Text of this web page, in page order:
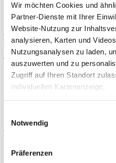
Wir möchten Cookies und
Partner-Dienste mit Ihrer
Website-Nutzung zur
analysieren, Karten und
Nutzungsanalysen zu laden,
auszuwerten und zu
Zugriff auf Ihren Standort
individuellen Kartenanzeige.
unsere Partner Daten wie Ihre
verarbeiten diese zusammen
Websites. Die Partner
zum Website-Besuch
Notwendig
Präferenzen
Informiere Dich aufwww.ib-
Deine Bewerbungsunterlagen an
neuenhagen@ib.de. Du kannst
Bewerbungsbogennutzen.
Wir freuen uns auf
E-Mail schreiben
Standort